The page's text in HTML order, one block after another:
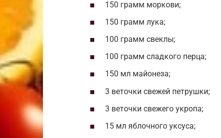
150 грамм моркови;
150 грамм лука;
100 грамм свеклы;
100 грамм сладкого перца;
150 мл майонеза;
3 веточки свежей петрушки;
3 веточки свежего укропа;
15 мл яблочного уксуса;